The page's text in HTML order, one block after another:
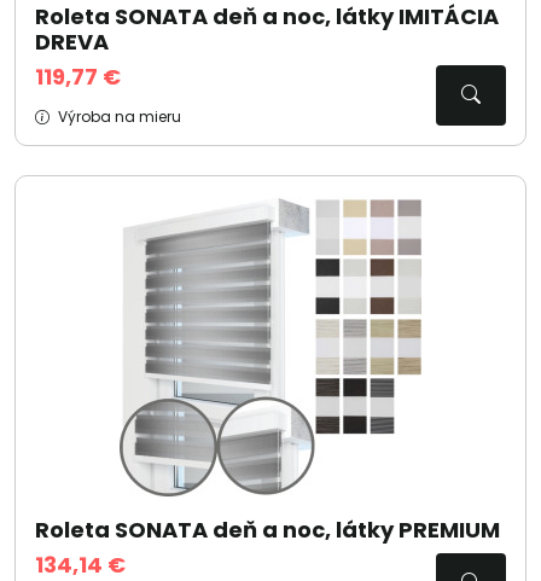
Roleta SONATA deň a noc, látky IMITÁCIA
DREVA
119,77 €
Výroba na mieru
Roleta SONATA deň a noc, látky PREMIUM
134,14 €